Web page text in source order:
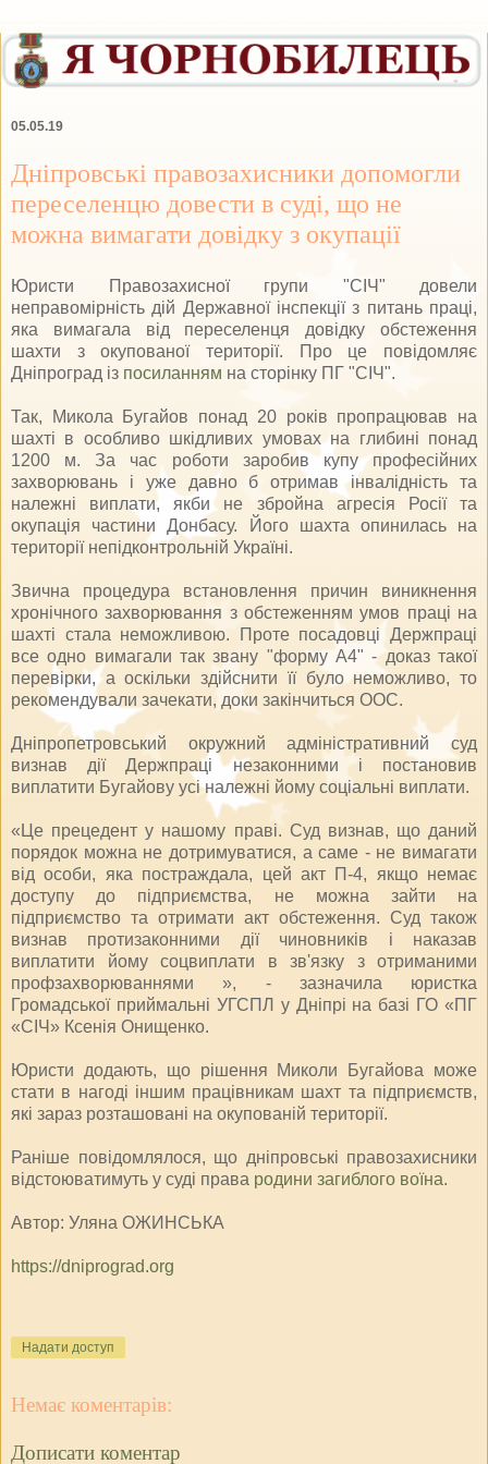
05.05.19
Дніпровські правозахисники допомогли
переселенцю довести в суді, що не
можна вимагати довідку з окупації
Юристи Правозахисної групи "СІЧ" довели
неправомірність дій Державної інспекції з питань праці,
яка вимагала від переселенця довідку обстеження
шахти з окупованої території. Про це повідомляє
Дніпроград із посиланням на сторінку ПГ "СІЧ".
Так, Микола Бугайов понад 20 років пропрацював на
шахті в особливо шкідливих умовах на глибині понад
1200 м. За час роботи заробив купу професійних
захворювань і уже давно б отримав інвалідність та
належні виплати, якби не збройна агресія Росії та
окупація частини Донбасу. Його шахта опинилась на
території непідконтрольній Україні.
Звична процедура встановлення причин виникнення
хронічного захворювання з обстеженням умов праці на
шахті стала неможливою. Проте посадовці Держпраці
все одно вимагали так звану "форму А4" - доказ такої
перевірки, а оскільки здійснити її було неможливо, то
рекомендували зачекати, доки закінчиться ООС.
Дніпропетровський окружний адміністративний суд
визнав дії Держпраці незаконними і постановив
виплатити Бугайову усі належні йому соціальні виплати.
«Це прецедент у нашому праві. Суд визнав, що даний
порядок можна не дотримуватися, а саме - не вимагати
від особи, яка постраждала, цей акт П-4, якщо немає
доступу до підприємства, не можна зайти на
підприємство та отримати акт обстеження. Суд також
визнав протизаконними дії чиновників і наказав
виплатити йому соцвиплати в зв'язку з отриманими
профзахворюваннями », - зазначила юристка
Громадської приймальні УГСПЛ у Дніпрі на базі ГО «ПГ
«СІЧ» Ксенія Онищенко.
Юристи додають, що рішення Миколи Бугайова може
стати в нагоді іншим працівникам шахт та підприємств,
які зараз розташовані на окупованій території.
Раніше повідомлялося, що дніпровські правозахисники
відстоюватимуть у суді права родини загиблого воїна.
Автор: Уляна ОЖИНСЬКА
https://dniprograd.org
Надати доступ
Немає коментарів:
Дописати коментар